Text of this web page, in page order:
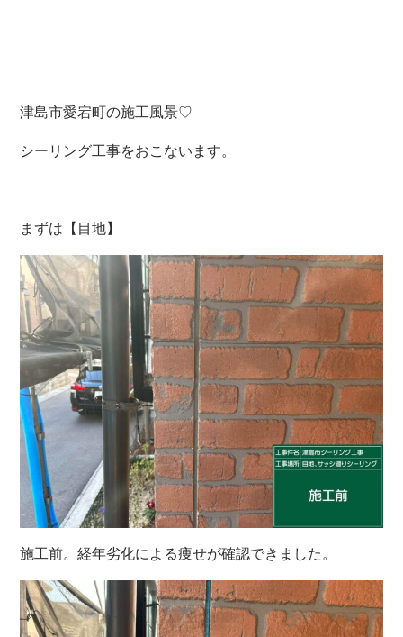
津島市愛宕町の施工風景♡
シーリング工事をおこないます。
まずは【目地】
施工前。経年劣化による痩せが確認できました。